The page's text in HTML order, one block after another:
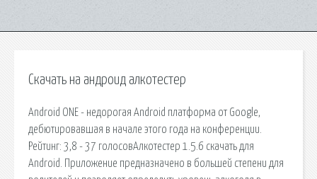
Скачать на андроид алкотестер
Android ONE - недорогая Android платформа от Google,
дебютировавшая в начале этого года на конференции.
Рейтинг: 3,8 - 37 голосовАлкотестер 1.5.6 скачать для
Android. Приложение предназначено в большей степени для